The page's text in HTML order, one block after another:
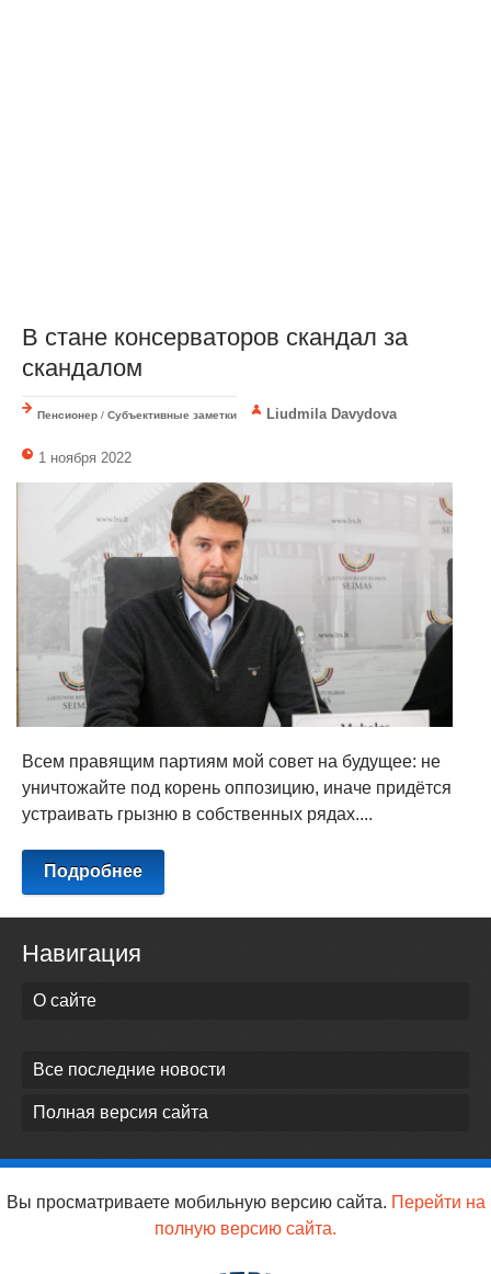
В стане консерваторов скандал за
скандалом
Пенсионер / Субъективные заметки Liudmila Davydova
1 ноября 2022
Всем правящим партиям мой совет на будущее: не
уничтожайте под корень оппозицию, иначе придётся
устраивать грызню в собственных рядах....
Подробнее
Навигация
О сайте
Все последние новости
Полная версия сайта
Вы просматриваете мобильную версию сайта. Перейти на
полную версию сайта.